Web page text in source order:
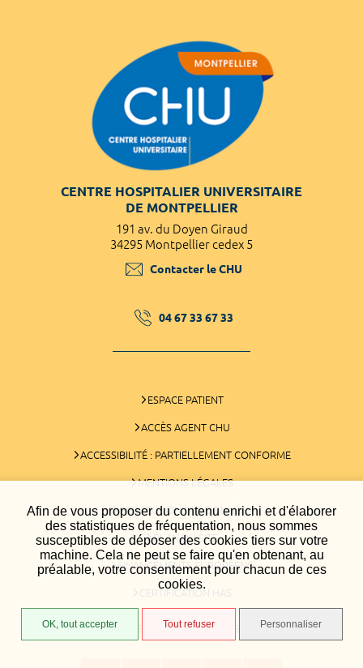
Afin de vous proposer du contenu enrichi et d'élaborer
des statistiques de fréquentation, nous sommes
susceptibles de déposer des cookies tiers sur votre
machine. Cela ne peut se faire qu'en obtenant, au
préalable, votre consentement pour chacun de ces
cookies.
OK, tout accepter Tout refuser Personnaliser
CENTRE HOSPITALIER UNIVERSITAIRE
DE MONTPELLIER
191 av. du Doyen Giraud
34295 Montpellier cedex 5
Contacter le CHU
04 67 33 67 33
ESPACE PATIENT
ACCÈS AGENT CHU
ACCESSIBILITÉ : PARTIELLEMENT CONFORME
MENTIONS LÉGALES
PROTECTION DES DONNÉES
PLAN DU SITE
FINANCEMENTS EUROPÉENS
CERTIFICATION HAS
GESTION DES COOKIES